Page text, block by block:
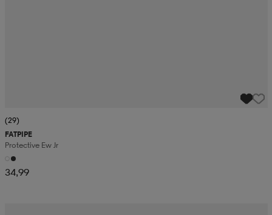
(29)
FATPIPE
Protective Ew Jr
34,99